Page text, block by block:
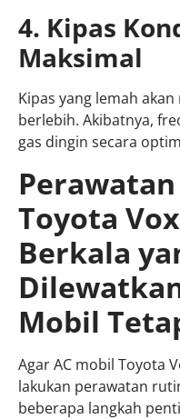
4. Kipas
Maksimal
Kipas yang lemah
berlebih. Akibatnya,
gas dingin secara
Toyota
Berkala
Mobil
Agar AC mobil Toyota
lakukan perawatan
beberapa langkah